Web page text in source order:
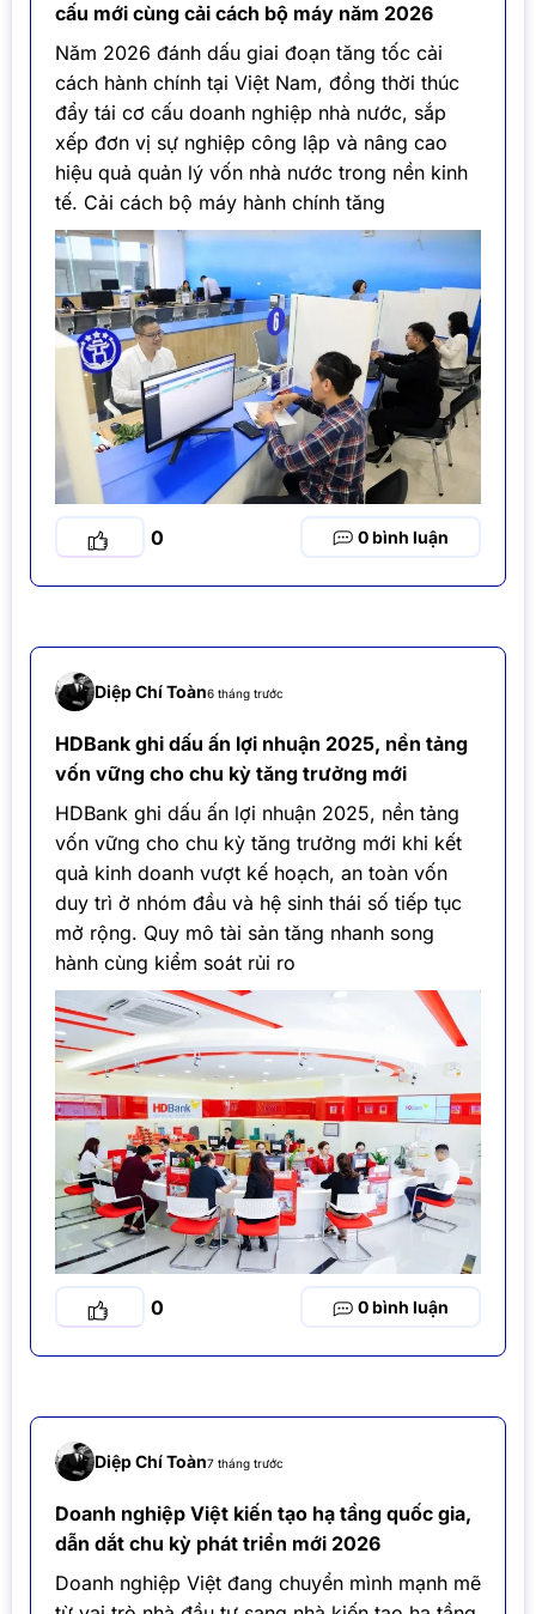
cấu mới cùng cải cách bộ máy năm 2026
Năm 2026 đánh dấu giai đoạn tăng tốc cải
cách hành chính tại Việt Nam, đồng thời thúc
đẩy tái cơ cấu doanh nghiệp nhà nước, sắp
xếp đơn vị sự nghiệp công lập và nâng cao
hiệu quả quản lý vốn nhà nước trong nền kinh
tế. Cải cách bộ máy hành chính tăng
0 0
Diệp Chí Toàn6 tháng trước
HDBank ghi dấu ấn lợi nhuận 2025, nền tảng
vốn vững cho chu kỳ tăng trưởng mới
HDBank ghi dấu ấn lợi nhuận 2025, nền tảng
vốn vững cho chu kỳ tăng trưởng mới khi kết
quả kinh doanh vượt kế hoạch, an toàn vốn
duy trì ở nhóm đầu và hệ sinh thái số tiếp tục
mở rộng. Quy mô tài sản tăng nhanh song
hành cùng kiểm soát rủi ro
0 0
Diệp Chí Toàn7 tháng trước
Doanh nghiệp Việt kiến tạo hạ tầng quốc gia,
dẫn dắt chu kỳ phát triển mới 2026
Doanh nghiệp Việt đang chuyển mình mạnh mẽ